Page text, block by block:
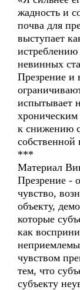
жадность и
почва для
выступает
невинных
Презрение и
испытывает
хроническим
к снижению
собственной
***
Материал
Презрение -
чувство,
объекту,
которые
как
чувством
тем, что
субъекту